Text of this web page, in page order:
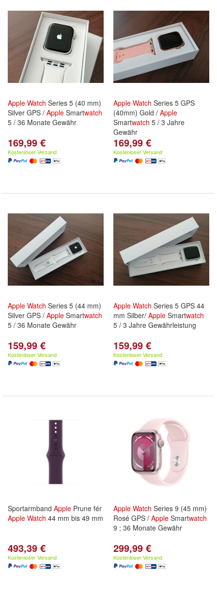
Apple Watch Series 5 (40 mm)
Silver GPS / Apple Smartwatch
5 / 36 Monate Gewähr
169,99 €
Kostenloser Versand
Apple Watch Series 5 GPS
(40mm) Gold / Apple
Smartwatch 5 / 3 Jahre
Gewähr
169,99 €
Kostenloser Versand
Apple Watch Series 5 (44 mm)
Silver GPS / Apple Smartwatch
5 / 36 Monate Gewähr
159,99 €
Kostenloser Versand
Apple Watch Series 5 GPS 44
mm Silber/ Apple Smartwatch
5 / 3 Jahre Gewährleistung
159,99 €
Kostenloser Versand
Sportarmband Apple Prune fér
Apple Watch 44 mm bis 49 mm
493,39 €
Kostenloser Versand
Apple Watch Series 9 (45 mm)
Rosé GPS / Apple Smartwatch
9 ; 36 Monate Gewähr
299,99 €
Kostenloser Versand